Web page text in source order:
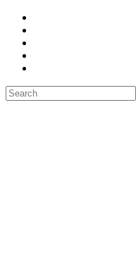
Skip
main
content